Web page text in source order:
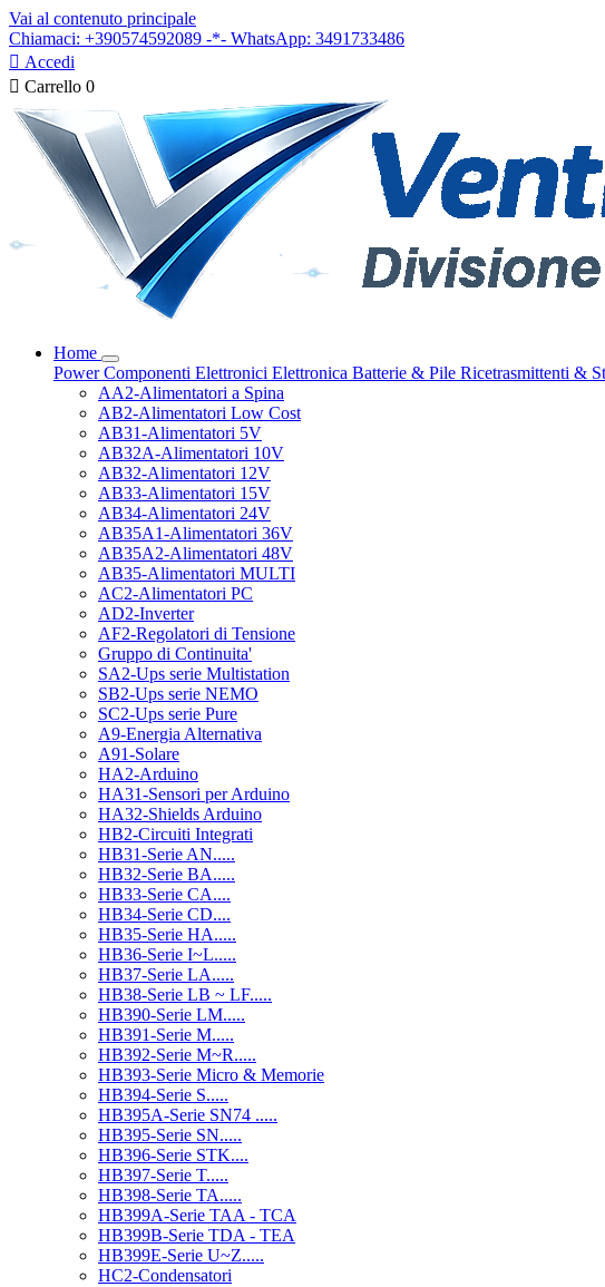
Vai al contenuto principale
Chiamaci: +390574592089 -*- WhatsApp: 3491733486
 Accedi
 Carrello 0
Home
PowerComponenti Elettronici Elettronica Batterie & Pile Ricetrasmittenti &
AA2-Alimentatori a Spina
AB2-Alimentatori Low Cost
AB31-Alimentatori 5V
AB32A-Alimentatori 10V
AB32-Alimentatori 12V
AB33-Alimentatori 15V
AB34-Alimentatori 24V
AB35A1-Alimentatori 36V
AB35A2-Alimentatori 48V
AB35-Alimentatori MULTI
AC2-Alimentatori PC
AD2-Inverter
AF2-Regolatori di Tensione
Gruppo di Continuita'
SA2-Ups serie Multistation
SB2-Ups serie NEMO
SC2-Ups serie Pure
A9-Energia Alternativa
A91-Solare
HA2-Arduino
HA31-Sensori per Arduino
HA32-Shields Arduino
HB2-Circuiti Integrati
HB31-Serie AN.....
HB32-Serie BA.....
HB33-Serie CA....
HB34-Serie CD....
HB35-Serie HA.....
HB36-Serie I~L.....
HB37-Serie LA.....
HB38-Serie LB ~ LF.....
HB390-Serie LM.....
HB391-Serie M.....
HB392-Serie M~R.....
HB393-Serie Micro & Memorie
HB394-Serie S.....
HB395A-Serie SN74 .....
HB395-Serie SN.....
HB396-Serie STK....
HB397-Serie T.....
HB398-Serie TA.....
HB399A-Serie TAA - TCA
HB399B-Serie TDA - TEA
HB399E-Serie U~Z.....
HC2-Condensatori